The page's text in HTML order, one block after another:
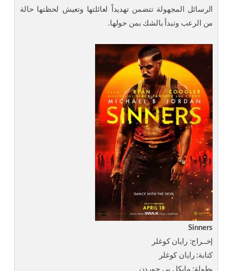
الرسائل المجهولة تتضمن تهديداً لعائلتها وتعيش لحظتها حالة
من الرعب وتبدأ بالشك بمن حولها.
Sinners
إخــراج: رايان كوغلر
كتابة: رايان كوغلر
بطولة: مايكل بي جوردن